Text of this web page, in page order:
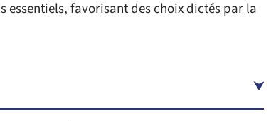
favorisant des choix dictés par la